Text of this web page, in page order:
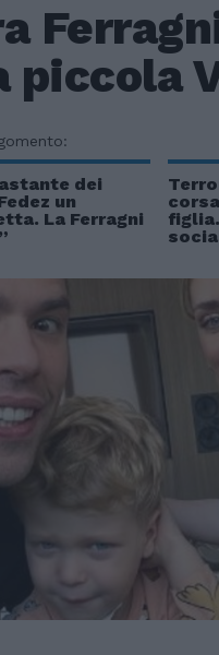
piccola
dei
un
La Ferragni